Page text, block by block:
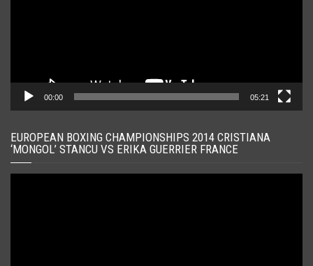
00:00 05:21
EUROPEAN BOXING CHAMPIONSHIPS 2014 CRISTIANA
‘MONGOL’ STANCU VS ERIKA GUERRIER FRANCE